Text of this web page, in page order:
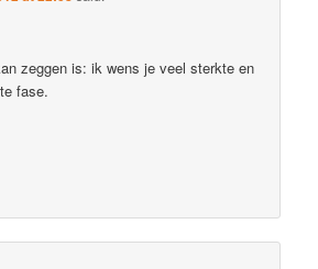
zeggen is: ik wens je veel sterkte en
fase.